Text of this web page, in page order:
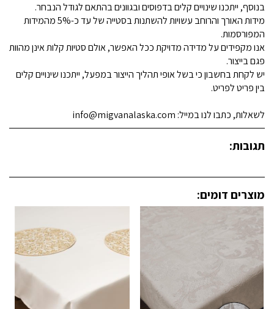
בנוסף, ייתכנו שינויים קלים בדפוסים ובגוונים בהתאם לגודל הנבחר.
מידות האורך והרוחב עשויות להשתנות בסטייה של עד כ-5% מהמידות
המפורסמות.
אנו מקפידים על מדידה מדויקת ככל האפשר, אולם סטיות קלות אינן מהוות
פגם בייצור.
יש לקחת בחשבון כי בשל אופי תהליך הייצור במפעל, ייתכנו שינויים קלים
בין פריט לפריט.
לשאלות, כתבו לנו במייל: info@migvanalaska.com
תגובות:
מוצרים דומים: